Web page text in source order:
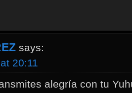
says:
20:11
alegría con tu